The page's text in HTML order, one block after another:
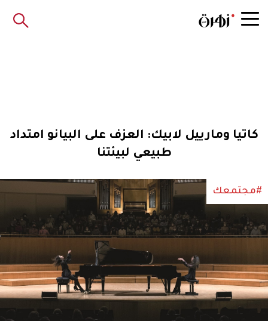
كاتيا ومارييل لابيك: العزف على البيانو امتداد
طبيعي لبيئتنا
#مجتمعك